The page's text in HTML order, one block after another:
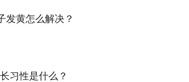
发黄怎么解决？
习性是什么？